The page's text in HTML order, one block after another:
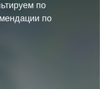
по
по